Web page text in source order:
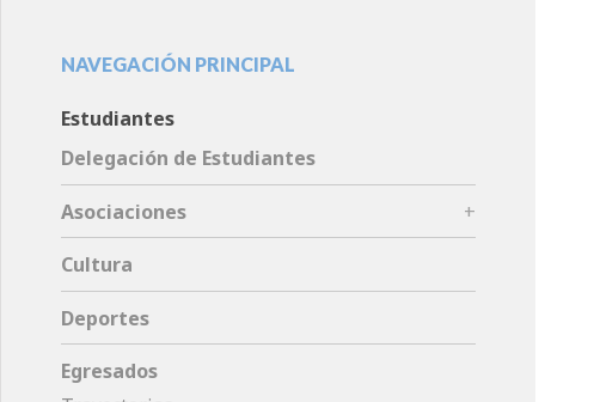
NAVEGACIÓN PRINCIPAL
Estudiantes
Delegación de Estudiantes
Asociaciones
Cultura
Deportes
Egresados